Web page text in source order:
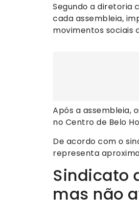
Segundo a diretoria
cada assembleia,
movimentos sociais
Após a assembleia,
no Centro de Belo
De acordo com o
representa
Sindicato
mas não